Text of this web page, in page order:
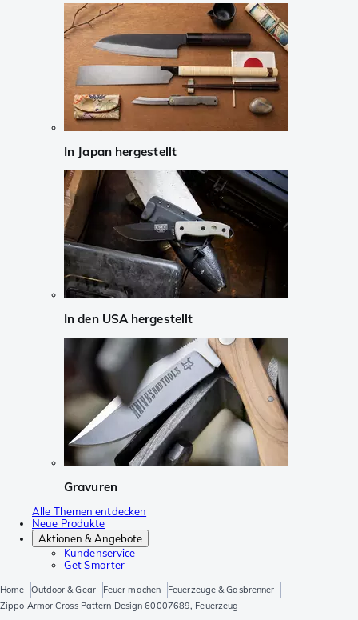
In Japan hergestellt
In den USA hergestellt
Gravuren
Alle Themen entdecken
Neue Produkte
Aktionen & Angebote
Kundenservice
Get Smarter
Home Outdoor & Gear Feuer machen
Feuerzeuge & Gasbrenner
Zippo Armor Cross Pattern Design 60007689, Feuerzeug